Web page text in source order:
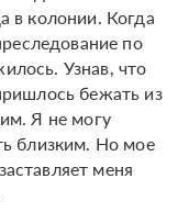
в колонии. Когда
по
Узнав, что
бежать из
Я не могу
близким. Но мое
меня